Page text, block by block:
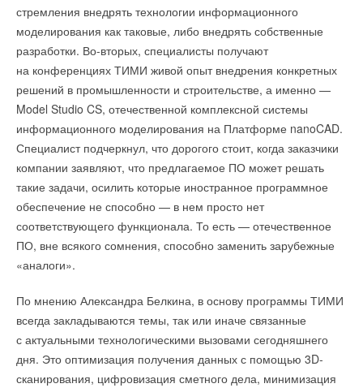
стремления внедрять технологии информационного
моделирования как таковые, либо внедрять собственные
разработки. Во-вторых, специалисты получают
на конференциях ТИМИ живой опыт внедрения конкретных
решений в промышленности и строительстве, а именно —
Model Studio CS, отечественной комплексной системы
информационного моделирования на Платформе nanoCAD.
Специалист подчеркнул, что дорогого стоит, когда заказчики
компании заявляют, что предлагаемое ПО может решать
такие задачи, осилить которые иностранное программное
обеспечение не способно — в нем просто нет
соответствующего функционала. То есть — отечественное
ПО, вне всякого сомнения, способно заменить зарубежные
«аналоги».
По мнению Александра Белкина, в основу программы ТИМИ
всегда закладываются темы, так или иначе связанные
с актуальными технологическими вызовами сегодняшнего
дня. Это оптимизация получения данных с помощью 3D-
сканирования, цифровизация сметного дела, минимизация